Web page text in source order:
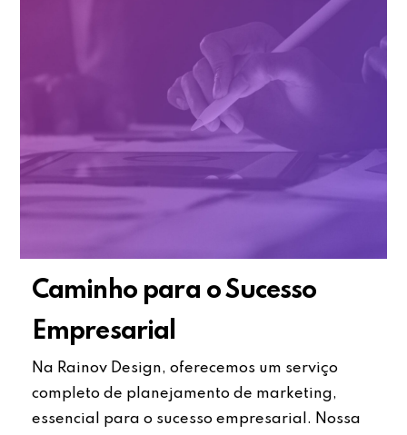
Caminho para o Sucesso
Empresarial
Na Rainov Design, oferecemos um serviço
completo de planejamento de marketing,
essencial para o sucesso empresarial. Nossa